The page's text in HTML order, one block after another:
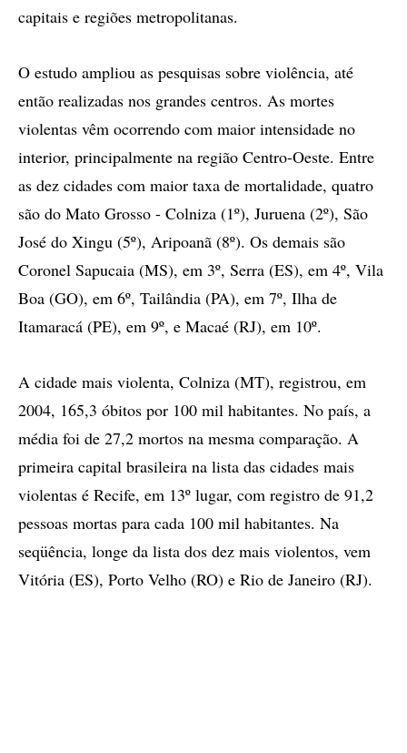
capitais e regiões metropolitanas.
O estudo ampliou as pesquisas sobre violência, até
então realizadas nos grandes centros. As mortes
violentas vêm ocorrendo com maior intensidade no
interior, principalmente na região Centro-Oeste. Entre
as dez cidades com maior taxa de mortalidade, quatro
são do Mato Grosso - Colniza (1º), Juruena (2º), São
José do Xingu (5º), Aripoanã (8º). Os demais são
Coronel Sapucaia (MS), em 3º, Serra (ES), em 4º, Vila
Boa (GO), em 6º, Tailândia (PA), em 7º, Ilha de
Itamaracá (PE), em 9º, e Macaé (RJ), em 10º.
A cidade mais violenta, Colniza (MT), registrou, em
2004, 165,3 óbitos por 100 mil habitantes. No país, a
média foi de 27,2 mortos na mesma comparação. A
primeira capital brasileira na lista das cidades mais
violentas é Recife, em 13º lugar, com registro de 91,2
pessoas mortas para cada 100 mil habitantes. Na
seqüência, longe da lista dos dez mais violentos, vem
Vitória (ES), Porto Velho (RO) e Rio de Janeiro (RJ).